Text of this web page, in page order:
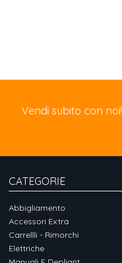
Vendi subito con noi!
CATEGORIE
Abbigliamento
Accessori Extra
Carrellli - Rimorchi
Elettriche